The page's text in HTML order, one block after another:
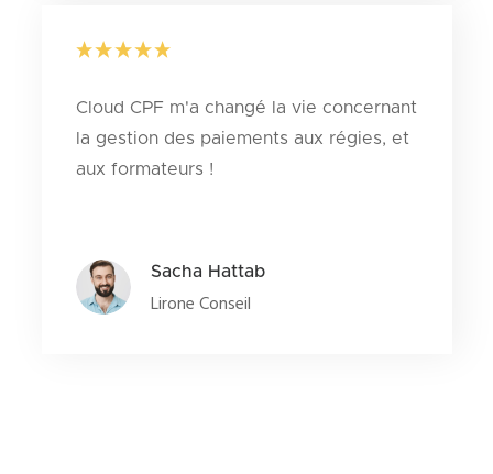
Cloud CPF m'a changé la vie concernant
la gestion des paiements aux régies, et
aux formateurs !
Sacha Hattab
Lirone Conseil